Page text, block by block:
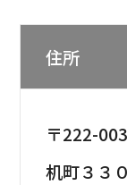
住所
〒222-
机町３３